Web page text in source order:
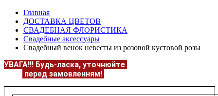
Главная
ДОСТАВКА ЦВЕТОВ
СВАДЕБНАЯ ФЛОРИСТИКА
Свадебные аксессуары
Свадебный венок невесты из розовой кустовой розы
УВАГА!!! Будь-ласка, уточнюйте
перед замовленням!